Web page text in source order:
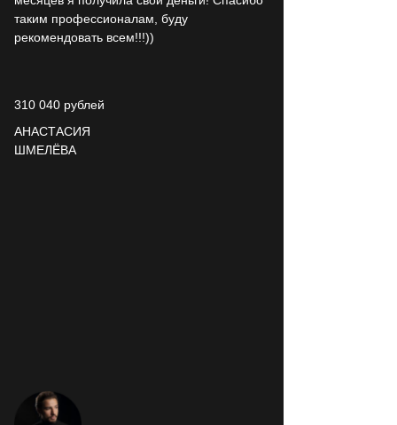
таким профессионалам, буду
рекомендовать всем!!!))
310 040 рублей
АНАСТАСИЯ
ШМЕЛЁВА